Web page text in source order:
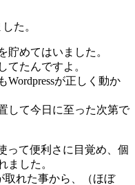
た。
貯めてはいました。
てたんですよ。
が正しく動か
して今日に至った次第で
って便利さに目覚め、個
ました。
取れた事から、（ほぼ